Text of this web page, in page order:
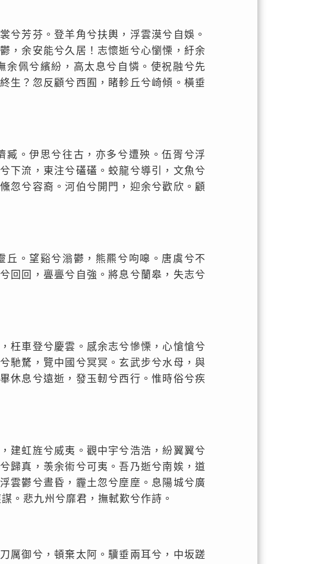
兮芳芬。登羊角兮扶輿，浮雲漠兮自娛。
，余安能兮久居！志懷逝兮心懰慄，紆余
佩兮繽紛，高太息兮自憐。使祝融兮先
生？忽反顧兮西囿，睹軫丘兮崎傾。橫垂
。伊思兮往古，亦多兮遭殃。伍胥兮浮
下流，東注兮礚礚。蛟龍兮導引，文魚兮
忽兮容裔。河伯兮開門，迎余兮歡欣。顧
。望谿兮滃鬱，熊羆兮呴嗥。唐虞兮不
回回，亹亹兮自強。將息兮蘭皋，失志兮
枉車登兮慶雲。感余志兮慘慄，心愴愴兮
馳騖，覽中國兮冥冥。玄武步兮水母，與
休息兮遠逝，發玉軔兮西行。惟時俗兮疾
建虹旌兮威夷。觀中宇兮浩浩，紛翼翼兮
歸真，羡余術兮可夷。吾乃逝兮南娭，道
雲鬱兮晝昏，霾土忽兮塺塺。息陽城兮廣
。悲九州兮靡君，撫軾歎兮作詩。
厲御兮，頓棄太阿。驥垂兩耳兮，中坂蹉